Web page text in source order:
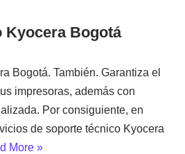
Kyocera Bogotá
Bogotá. También. Garantiza el
impresoras, además con
Por consiguiente, en
de soporte técnico Kyocera
More »